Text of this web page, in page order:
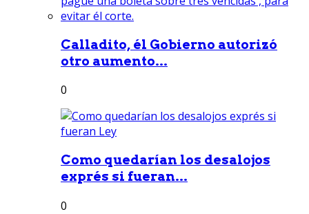
Calladito, él Gobierno autorizó
otro aumento...
0
Como quedarían los desalojos
exprés si fueran...
0